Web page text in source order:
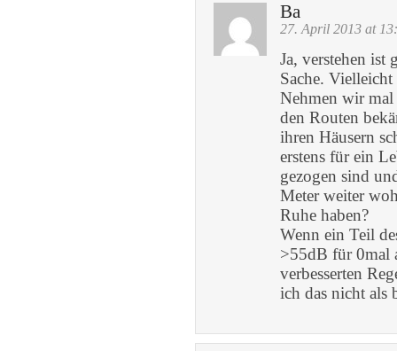
Ba
27. April 2013 at
Ja, verstehen ist
Sache.
Nehmen wir mal
den Routen
ihren Häusern
erstens für ein
gezogen sind
Meter weiter
Ruhe haben?
Wenn ein Teil
>55dB für 0mal
verbesserten
ich das nicht als